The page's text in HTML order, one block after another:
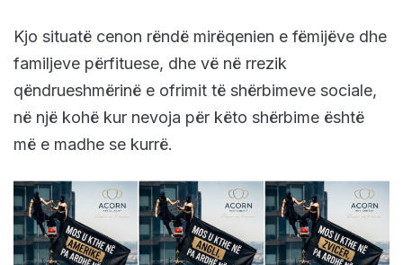
Kjo situatë cenon rëndë mirëqenien e fëmijëve dhe
familjeve përfituese, dhe vë në rrezik
qëndrueshmërinë e ofrimit të shërbimeve sociale,
në një kohë kur nevoja për këto shërbime është
më e madhe se kurrë.